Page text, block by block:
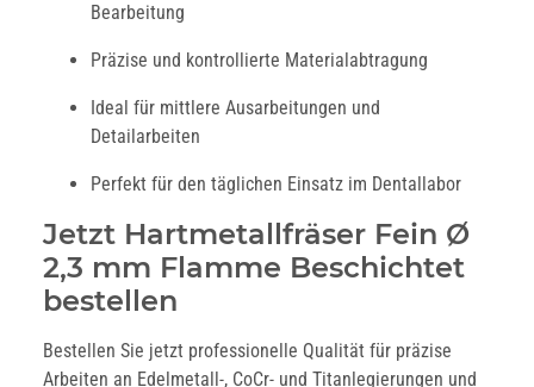
Bearbeitung
Präzise und kontrollierte Materialabtragung
Ideal für mittlere Ausarbeitungen und
Detailarbeiten
Perfekt für den täglichen Einsatz im Dentallabor
Jetzt Hartmetallfräser Fein Ø
2,3 mm Flamme Beschichtet
bestellen
Bestellen Sie jetzt professionelle Qualität für präzise
Arbeiten an Edelmetall-, CoCr- und Titanlegierungen und